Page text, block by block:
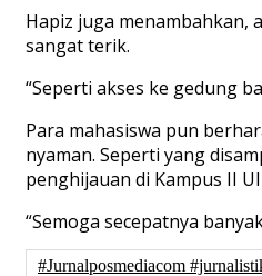
Hapiz juga menambahkan,
sangat terik.
“Seperti akses ke gedung
Para mahasiswa pun
nyaman. Seperti yang
penghijauan di Kampus II
“Semoga secepatnya
#Jurnalposmediacom